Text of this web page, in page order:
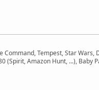
Tempest, Star Wars,
(Spirit, Amazon Hunt, ...), Baby